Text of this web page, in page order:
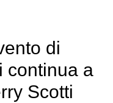
di
continua a
Scotti